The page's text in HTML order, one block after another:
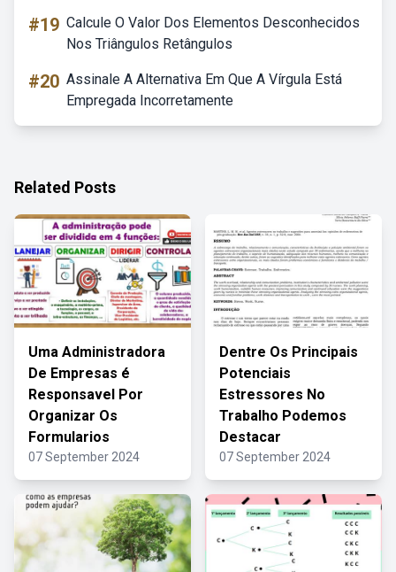
#19 Calcule O Valor Dos Elementos Desconhecidos
Nos Triângulos Retângulos
#20 Assinale A Alternativa Em Que A Vírgula Está
Empregada Incorretamente
Related Posts
Uma Administradora
De Empresas é
Responsavel Por
Organizar Os
Formularios
07 September 2024
Dentre Os Principais
Potenciais
Estressores No
Trabalho Podemos
Destacar
07 September 2024